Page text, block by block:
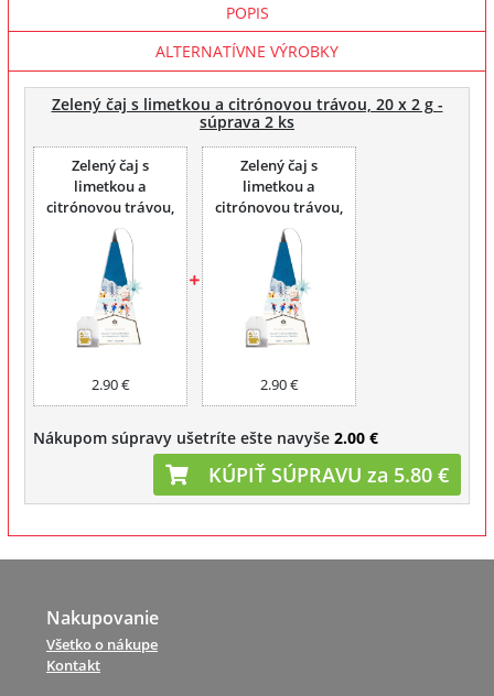
POPIS
ALTERNATÍVNE VÝROBKY
Zelený čaj s limetkou a citrónovou trávou, 20 x 2 g -
súprava 2 ks
Zelený čaj s
limetkou a
citrónovou trávou,
pyramída 20 x 2 g
2.90 €
Zelený čaj s
limetkou a
citrónovou trávou,
pyramída 20 x 2 g
2.90 €
Nákupom súpravy ušetríte ešte navyše 2.00 €
KÚPIŤ SÚPRAVU za 5.80 €
Nakupovanie
Všetko o nákupe
Kontakt